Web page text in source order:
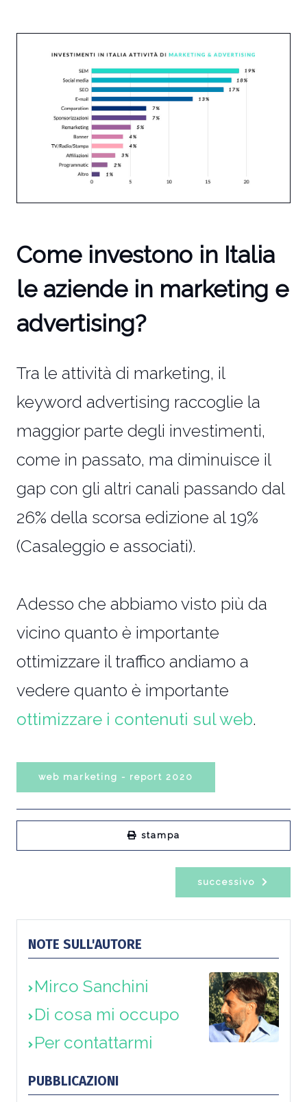
Come investono in Italia
le aziende in marketing e
advertising?
Tra le attività di marketing, il
keyword advertising raccoglie la
maggior parte degli investimenti,
come in passato, ma diminuisce il
gap con gli altri canali passando dal
26% della scorsa edizione al 19%
(Casaleggio e associati).
Adesso che abbiamo visto più da
vicino quanto è importante
ottimizzare il traffico andiamo a
vedere quanto è importante
ottimizzare i contenuti sul web.
web marketing - report 2020
stampa
successivo
NOTE SULL'AUTORE
Mirco Sanchini
Di cosa mi occupo
Per contattarmi
PUBBLICAZIONI